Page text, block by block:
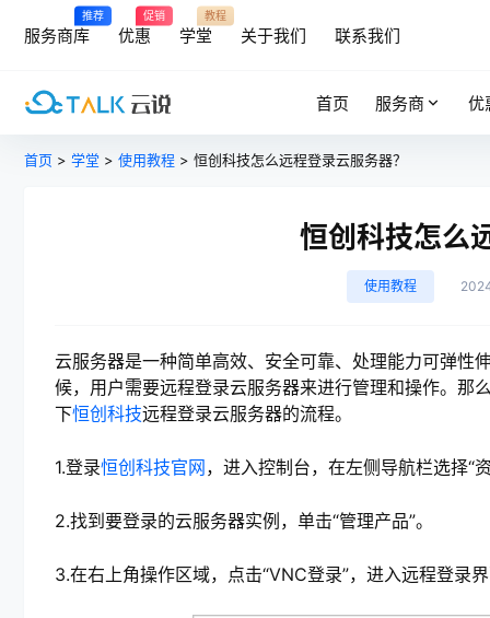
推荐
服务商库
促销
优惠
教程
学堂 关于我们 联系我们
首页 服务商 优
首页 > 学堂 > 使用教程 > 恒创科技怎么远程登录云服务器？
恒创科技怎么
使用教程
云服务器是一种简单高效、安全可靠、处理能力可弹性
候，用户需要远程登录云服务器来进行管理和操作。那
下恒创科技远程登录云服务器的流程。
1.登录恒创科技官网 ，进入控制台，在左侧导航栏选择“
2.找到要登录的云服务器实例，单击“管理产品”。
3.在右上角操作区域，点击“VNC登录”，进入远程登录